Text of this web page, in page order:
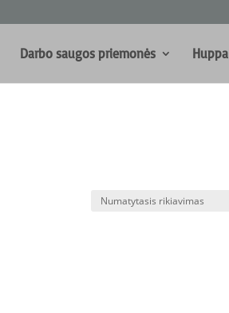
Darbo saugos priemonės Huppa